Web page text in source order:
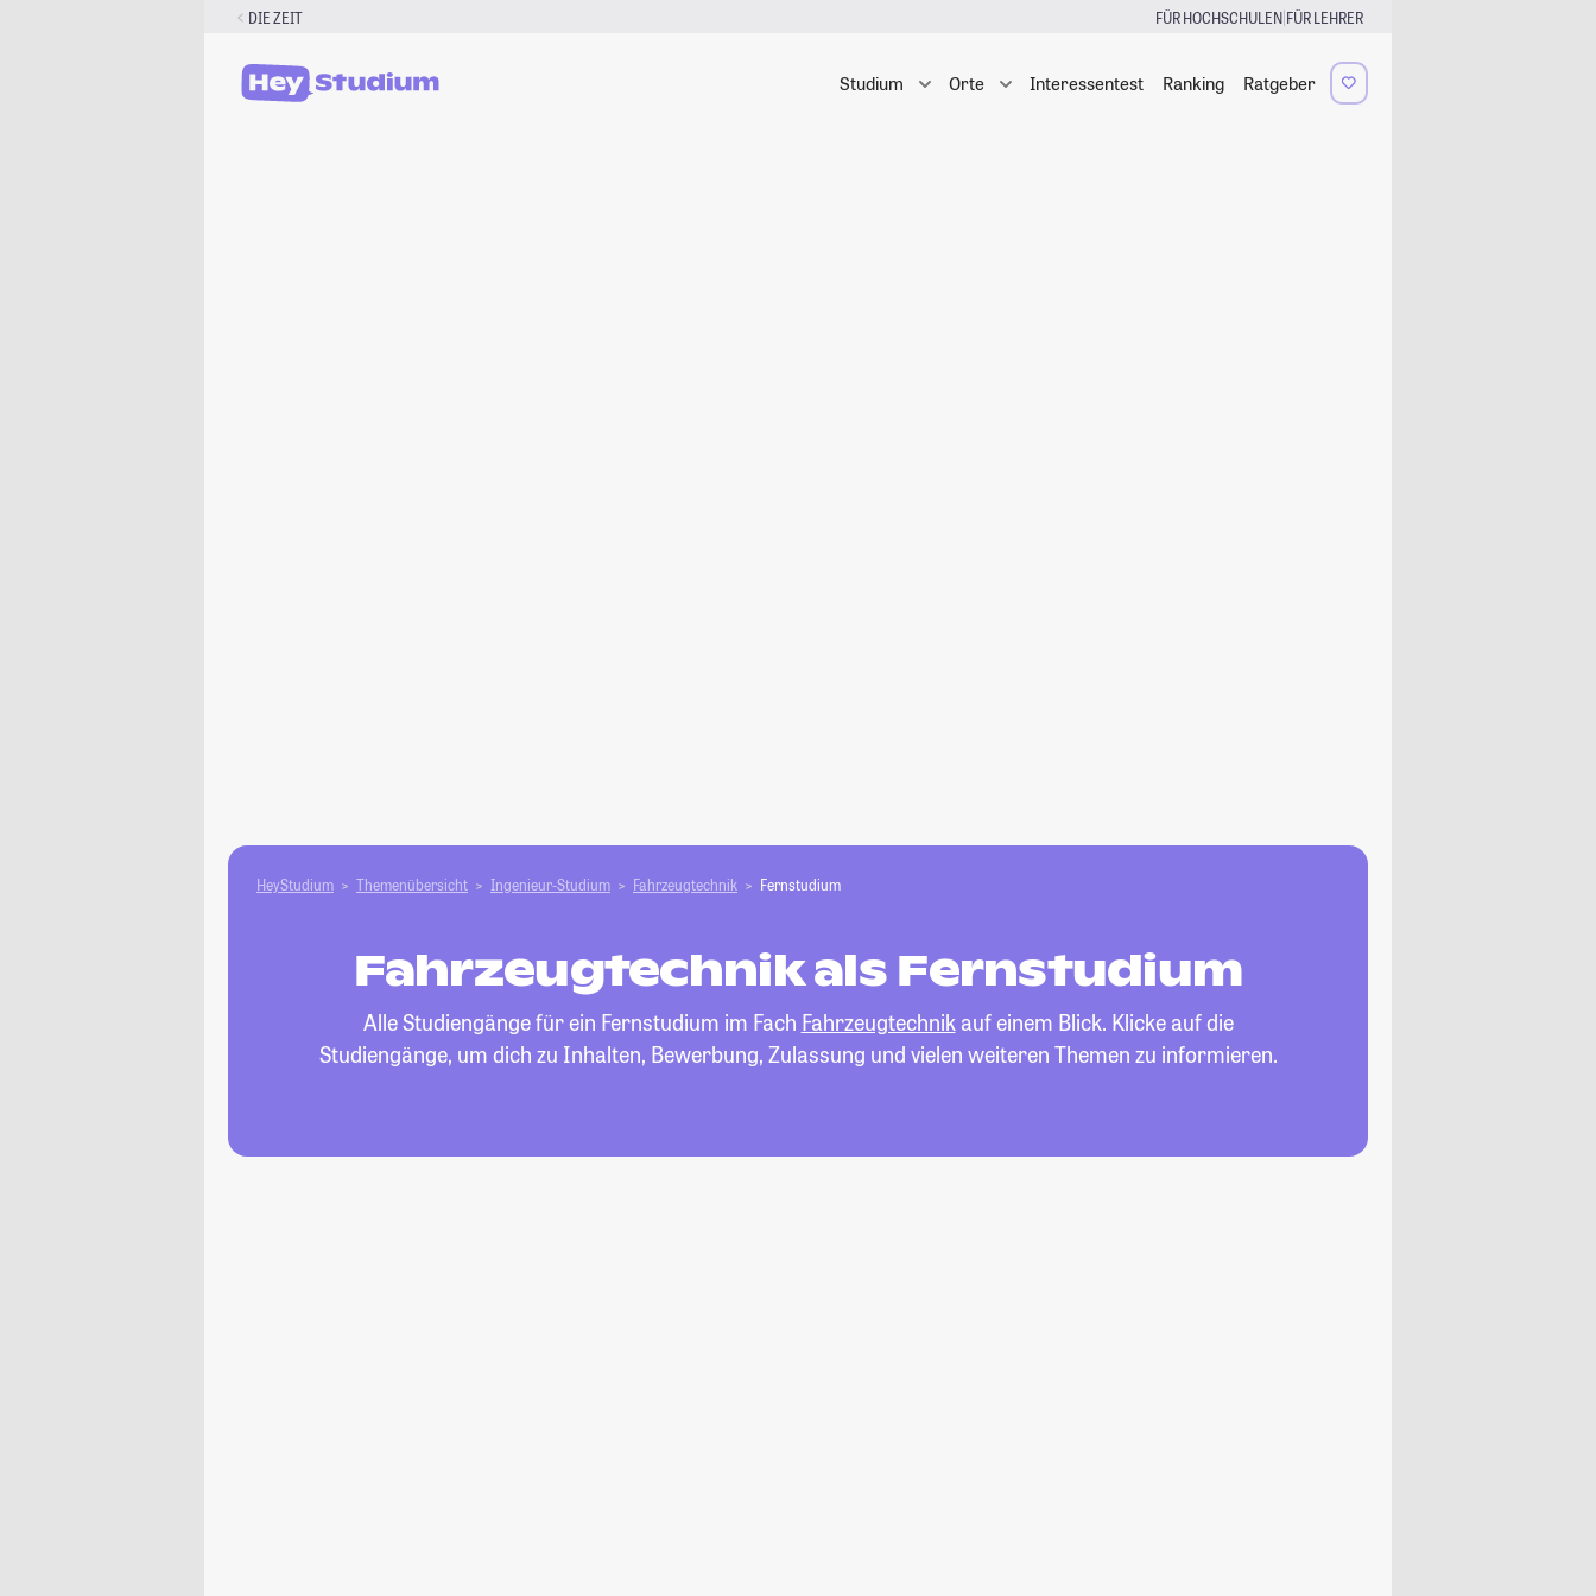
DIE ZEIT FÜR HOCHSCHULEN|FÜR LEHRER
Studium Orte Interessentest Ranking Ratgeber
HeyStudium Themenübersicht Ingenieur-Studium Fahrzeugtechnik Fernstudium
Fahrzeugtechnik als Fernstudium
Alle Studiengänge für ein Fernstudium im Fach Fahrzeugtechnikauf einem Blick. Klicke auf die
Studiengänge, um dich zu Inhalten, Bewerbung, Zulassung und vielen weiteren Themen zu informieren.